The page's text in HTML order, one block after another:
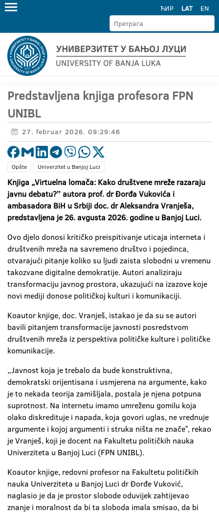
ЋИР LAT EN
Predstavljena knjiga profesora FPN
UNIBL
27. februar 2026. 09:29:46
Opšte Univerzitet u Banjoj Luci
Knjiga „Virtuelna lomača: Kako društvene mreže razaraju
javnu debatu?ˮ autora prof. dr Đorđa Vukovića i
ambasadora BiH u Srbiji doc. dr Aleksandra Vranješa,
predstavljena je 26. avgusta 2026. godine u Banjoj Luci.
Ovo djelo donosi kritičko preispitivanje uticaja interneta i
društvenih mreža na savremeno društvo i pojedinca,
otvarajući pitanje koliko su ljudi zaista slobodni u vremenu
takozvane digitalne demokratije. Autori analiziraju
transformaciju javnog prostora, ukazujući na izazove koje
novi mediji donose političkoj kulturi i komunikaciji.
Koautor knjige, doc. Vranješ, istakao je da su se autori
bavili pitanjem transformacije javnosti posredstvom
društvenih mreža iz perspektiva političke kulture i političke
komunikacije.
„Javnost koja je trebalo da bude konstruktivna,
demokratski orijentisana i usmjerena na argumente, kako
je to nekada teorija zamišljala, postala je njena potpuna
suprotnost. Na internetu imamo umreženu gomilu koja
olako diskredituje i napada, koja govori uglas, ne vrednuje
argumente i kojoj argumenti i struka ništa ne značeˮ, rekao
je Vranješ, koji je docent na Fakultetu političkih nauka
Univerziteta u Banjoj Luci (FPN UNIBL).
Koautor knjige, redovni profesor na Fakultetu političkih
nauka Univerziteta u Banjoj Luci dr Đorđe Vuković,
naglasio je da je prostor slobode oduvijek zahtijevao
znanje i moralnost da bi ta sloboda imala smisao, da bi